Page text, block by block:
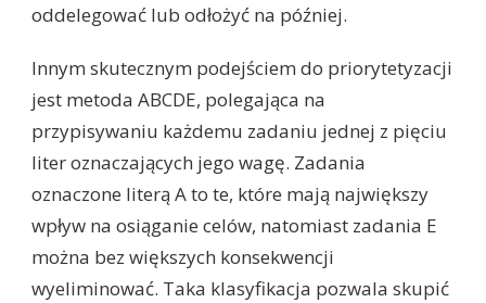
oddelegować lub odłożyć na później.
Innym skutecznym podejściem do priorytetyzacji
jest metoda ABCDE, polegająca na
przypisywaniu każdemu zadaniu jednej z pięciu
liter oznaczających jego wagę. Zadania
oznaczone literą A to te, które mają największy
wpływ na osiąganie celów, natomiast zadania E
można bez większych konsekwencji
wyeliminować. Taka klasyfikacja pozwala skupić